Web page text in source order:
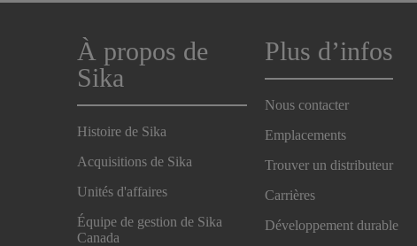
À propos de
Sika
Histoire de Sika
Acquisitions de Sika
Unités d'affaires
Équipe de gestion de Sika
Canada
Plus d’infos
Nous contacter
Emplacements
Trouver un distributeur
Carrières
Développement durable